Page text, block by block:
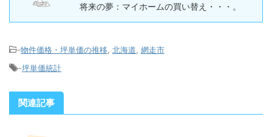
将来の夢：マイホームの買い替え・・・。
-物件価格・坪単価の推移 北海道 網走市
-坪単価統計
関連記事